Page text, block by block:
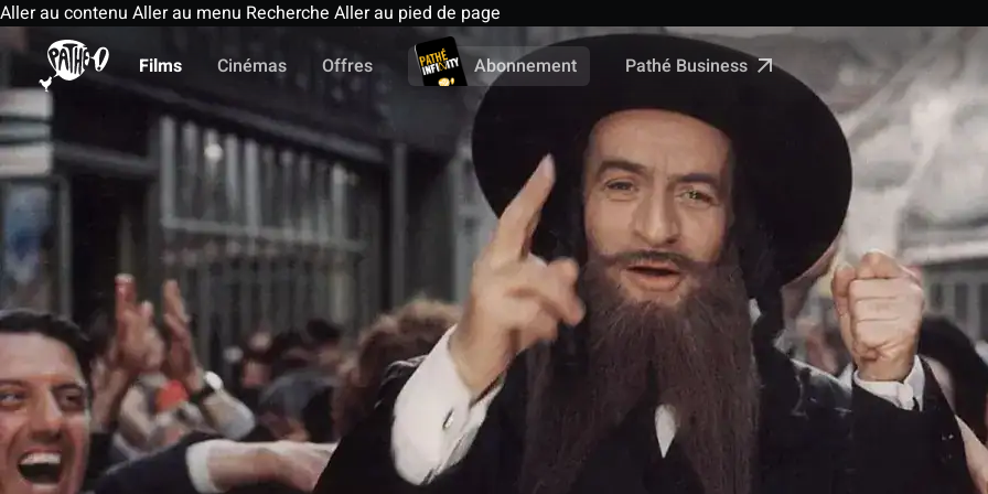
Aller au contenu Aller au menu Recherche Aller au pied de page
Films
Cinémas Offres Abonnement Pathé Business